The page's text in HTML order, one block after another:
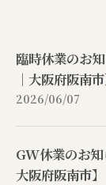
臨時休業のお
｜大阪府阪南市
2026/06/07
GW休業のお知
大阪府阪南市】